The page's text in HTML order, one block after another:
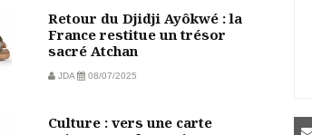
Retour du Djidji Ayôkwé : la
France restitue un trésor
sacré Atchan
JDA 08/07/2025
Culture : vers une carte